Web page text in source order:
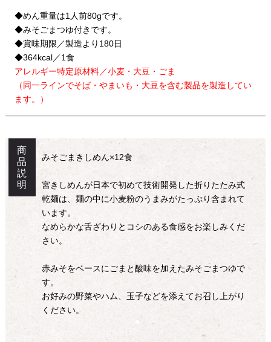
◆めん重量は1人前80gです。
◆みそごまつゆ付きです。
◆賞味期限／製造より180日
◆364kcal／1食
アレルギー特定原材料／小麦・大豆・ごま
（同一ラインでそば・やまいも・大豆を含む製品を製造してい
ます。）
商
品
説
明
みそごまきしめん×12食
宮きしめんが日本で初めて技術開発した折りたたみ式
乾麺は、麺の中に小麦粉のうまみがたっぷり含まれて
います。
なめらかな舌ざわりとコシのある食感をお楽しみくだ
さい。
赤みそをベースにごまと酸味を加えたみそごまつゆで
す。
お好みの野菜やハム、玉子などを添えてお召し上がり
ください。